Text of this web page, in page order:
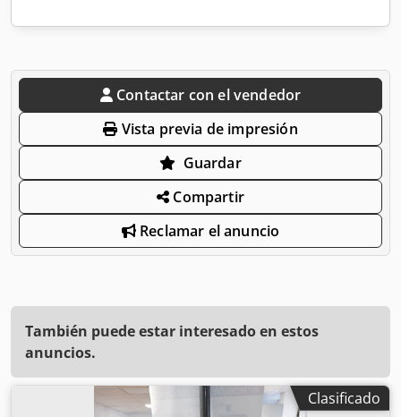
Contactar con el vendedor
Vista previa de impresión
Guardar
Compartir
Reclamar el anuncio
También puede estar interesado en estos
anuncios.
Clasificado